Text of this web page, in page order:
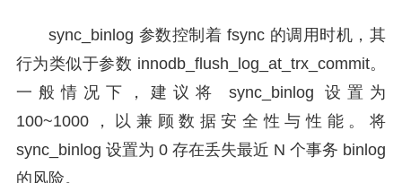
sync_binlog 参数控制着 fsync 的调用时机，其
行为类似于参数 innodb_flush_log_at_trx_commit。
一般情况下，建议将 sync_binlog 设置为
100~1000，以兼顾数据安全性与性能。将
sync_binlog 设置为 0 存在丢失最近 N 个事务 binlog
的风险。